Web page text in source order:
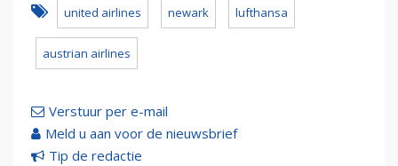
united airlines newark lufthansa
austrian airlines
Verstuur per e-mail
Meld u aan voor de nieuwsbrief
Tip de redactie